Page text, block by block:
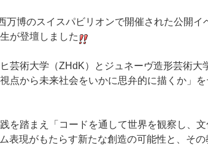
万博のスイスパビリオンで開催された公開
が登壇しました
芸術大学（ZHdK）とジュネーヴ造形芸術
点から未来社会をいかに思弁的に描くか」
を踏まえ「コードを通して世界を観察し、
表現がもたらす新たな創造の可能性と、そ